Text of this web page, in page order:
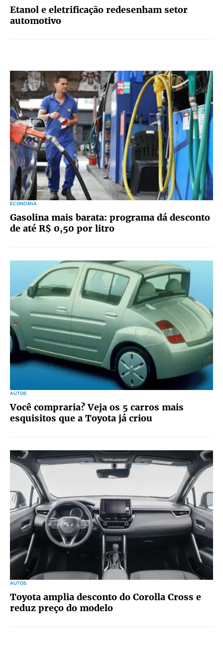
Etanol e eletrificação redesenham setor
automotivo
ECONOMIA
Gasolina mais barata: programa dá desconto
de até R$ 0,50 por litro
AUTOS
Você compraria? Veja os 5 carros mais
esquisitos que a Toyota já criou
AUTOS
Toyota amplia desconto do Corolla Cross e
reduz preço do modelo